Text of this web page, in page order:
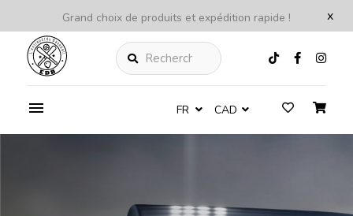
x
Grand choix de produits et expédition rapide !
Rechercher
FR CAD